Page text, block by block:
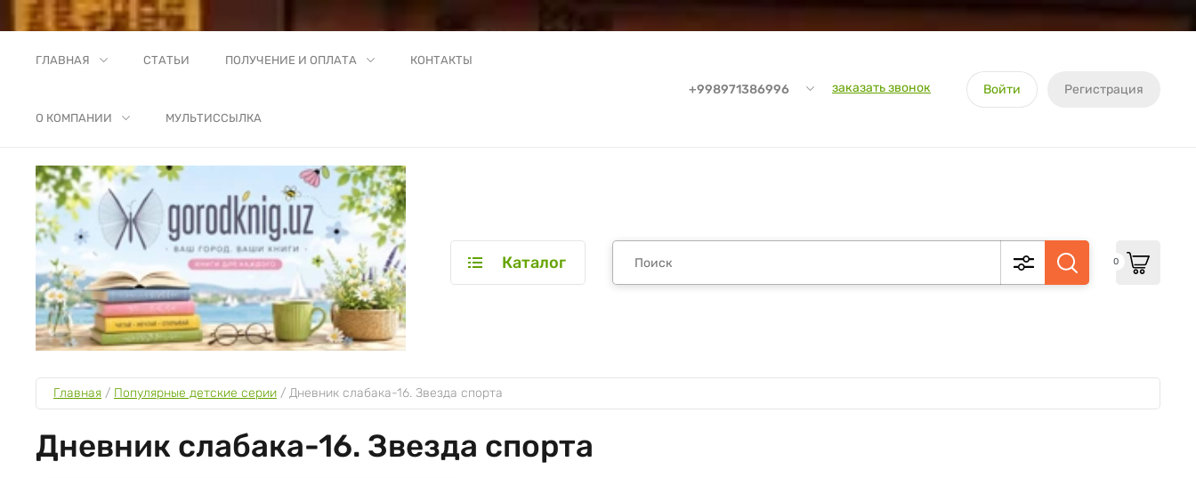
ГЛАВНАЯ СТАТЬИ ПОЛУЧЕНИЕ И ОПЛАТА КОНТАКТЫ
О КОМПАНИИ МУЛЬТИССЫЛКА
+998971386996 заказать звонок Войти Регистрация
Каталог 0
Главная / Популярные детские серии / Дневник слабака-16. Звезда спорта
Дневник слабака-16. Звезда спорта